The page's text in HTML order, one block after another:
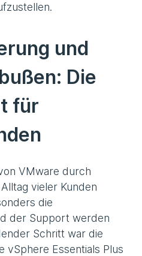
und
Die
für
VMware durch
vieler Kunden
die
der Support werden
Schritt war die
vSphere Essentials Plus